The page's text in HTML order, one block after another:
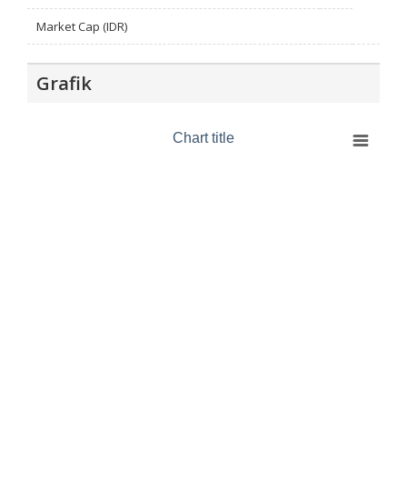
Market Cap (IDR)
Grafik
Chart title